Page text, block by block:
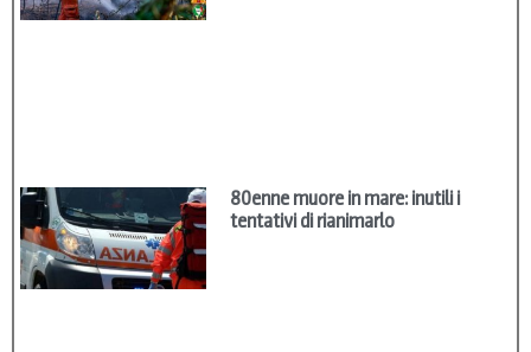
80enne muore in mare: inutili i
tentativi di rianimarlo